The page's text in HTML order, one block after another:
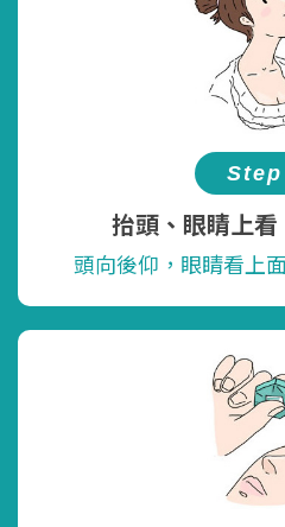
Step
抬頭、眼睛上
頭向後仰，眼睛看上